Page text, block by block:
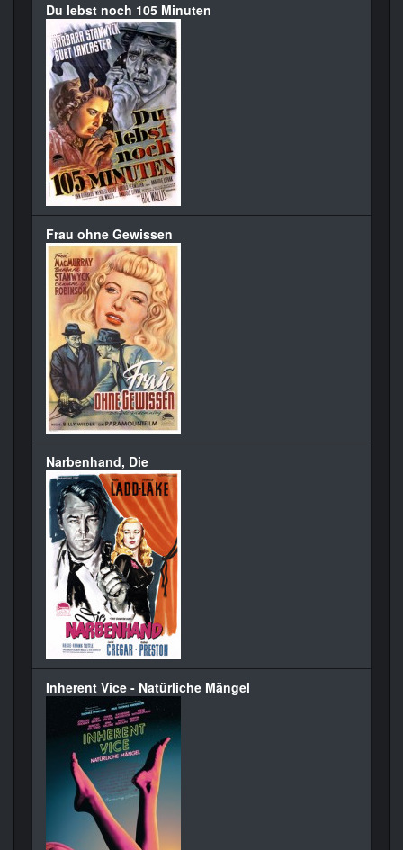
Du lebst noch 105 Minuten
Frau ohne Gewissen
Narbenhand, Die
Inherent Vice - Natürliche Mängel